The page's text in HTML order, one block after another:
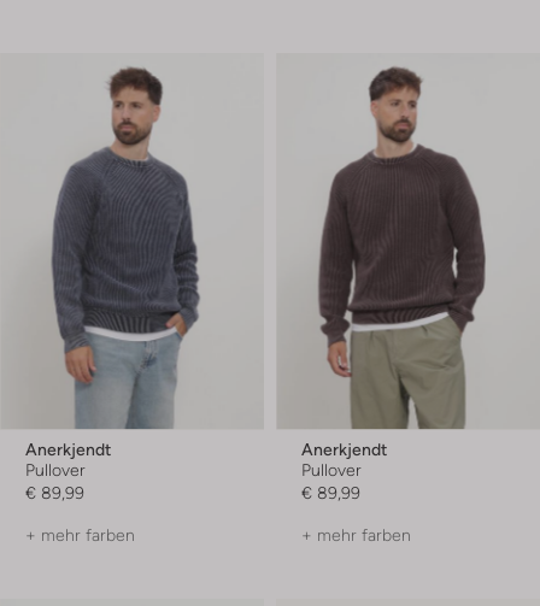
Anerkjendt
Pullover
€ 89,99
+ mehr farben
Anerkjendt
Pullover
€ 89,99
+ mehr farben